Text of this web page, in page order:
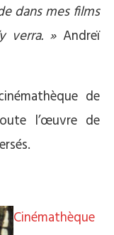
dans mes films
verra. »Andreï
de
l’œuvre de
Cinémathèque